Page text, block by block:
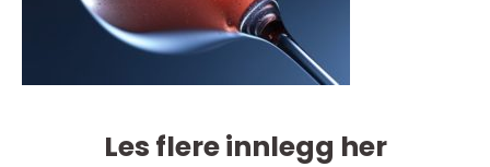
Les flere innlegg her